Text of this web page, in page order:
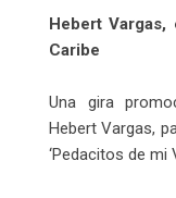
Hebert
Caribe
Una gira
Hebert Vargas,
‘Pedacitos de mi